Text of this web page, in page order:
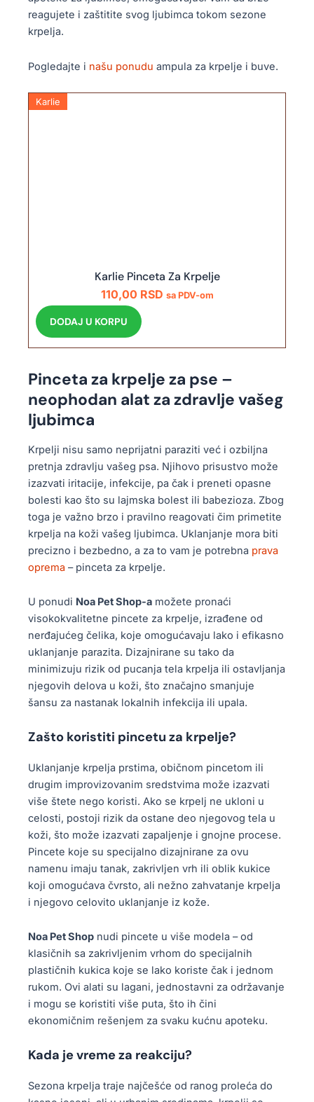
reagujete i zaštitite svog ljubimca tokom sezone
krpelja.
Pogledajte i našu ponudu ampula za krpelje i buve.
Karlie
Karlie Pinceta Za Krpelje
110,00 RSD sa PDV-om
DODAJ U KORPU
Pinceta za krpelje za pse –
neophodan alat za zdravlje vašeg
ljubimca
Krpelji nisu samo neprijatni paraziti već i ozbiljna
pretnja zdravlju vašeg psa. Njihovo prisustvo može
izazvati iritacije, infekcije, pa čak i preneti opasne
bolesti kao što su lajmska bolest ili babezioza. Zbog
toga je važno brzo i pravilno reagovati čim primetite
krpelja na koži vašeg ljubimca. Uklanjanje mora biti
precizno i bezbedno, a za to vam je potrebna prava
oprema – pinceta za krpelje.
U ponudi Noa Pet Shop-a možete pronaći
visokokvalitetne pincete za krpelje, izrađene od
nerđajućeg čelika, koje omogućavaju lako i efikasno
uklanjanje parazita. Dizajnirane su tako da
minimizuju rizik od pucanja tela krpelja ili ostavljanja
njegovih delova u koži, što značajno smanjuje
šansu za nastanak lokalnih infekcija ili upala.
Zašto koristiti pincetu za krpelje?
Uklanjanje krpelja prstima, običnom pincetom ili
drugim improvizovanim sredstvima može izazvati
više štete nego koristi. Ako se krpelj ne ukloni u
celosti, postoji rizik da ostane deo njegovog tela u
koži, što može izazvati zapaljenje i gnojne procese.
Pincete koje su specijalno dizajnirane za ovu
namenu imaju tanak, zakrivljen vrh ili oblik kukice
koji omogućava čvrsto, ali nežno zahvatanje krpelja
i njegovo celovito uklanjanje iz kože.
Noa Pet Shop nudi pincete u više modela – od
klasičnih sa zakrivljenim vrhom do specijalnih
plastičnih kukica koje se lako koriste čak i jednom
rukom. Ovi alati su lagani, jednostavni za održavanje
i mogu se koristiti više puta, što ih čini
ekonomičnim rešenjem za svaku kućnu apoteku.
Kada je vreme za reakciju?
Sezona krpelja traje najčešće od ranog proleća do